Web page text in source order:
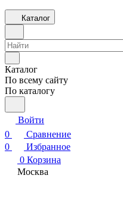
Каталог
Каталог
По всему сайту
По каталогу
Войти
0
Сравнение
0
Избранное
0 Корзина
Москва